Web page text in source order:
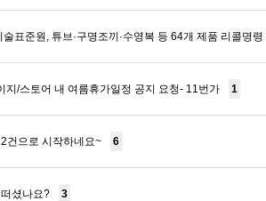
술표준원, 튜브·구명조끼·수영복 등 64개 제품 리콜명
지/스토어 내 여름휴가일정 공지 요청- 11번가 1
건으로 시작하네요~ 6
셨나요? 3